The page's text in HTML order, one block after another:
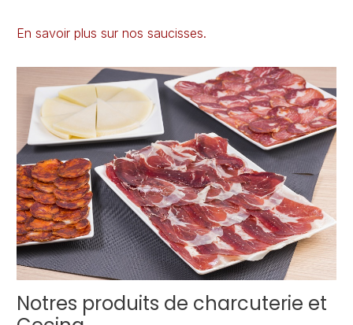
En savoir plus sur nos saucisses.
Notres produits de charcuterie et